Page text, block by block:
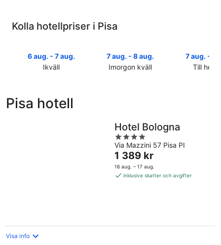
Kolla hotellpriser i Pisa
6 aug. - 7 aug.
Ikväll
Pisa
7 aug. - 8 aug.
Imorgon kväll
imorgon
natt,
aug.
7 aug. - 9
Till
aug.
aug.
Pisa hotell
Hotel Bologna
4
out
of
5
Via Mazzini 57 Pisa PI
Priset
är
1 389 kr
1 389 kr
16 aug. – 17 aug.
inklusive skatter och avgifter
Visa info